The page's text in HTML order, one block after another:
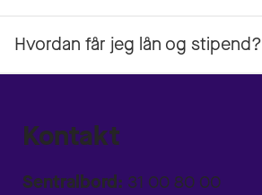
Hvordan får jeg lån og stipend?
Kontakt
Sentralbord: 31 00 80 00